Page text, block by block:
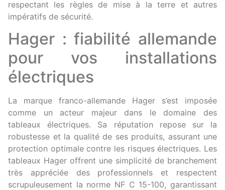
respectant les règles de mise à la terre et autres
impératifs de sécurité.
Hager : fiabilité allemande
pour vos installations
électriques
La marque franco-allemande Hager s’est imposée
comme un acteur majeur dans le domaine des
tableaux électriques. Sa réputation repose sur la
robustesse et la qualité de ses produits, assurant une
protection optimale contre les risques électriques. Les
tableaux Hager offrent une simplicité de branchement
très appréciée des professionnels et respectent
scrupuleusement la norme NF C 15-100, garantissant